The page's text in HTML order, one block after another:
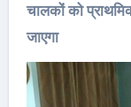
चालकों को
जाएगा